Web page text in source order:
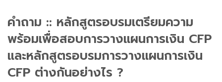
คำถาม :: หลักสูตรอบรมเตรียมความ
พร้อมเพื่อสอบการวางแผนการเงิน CFP
และหลักสูตรอบรมการวางแผนการเงิน
CFP ต่างกันอย่างไร ?